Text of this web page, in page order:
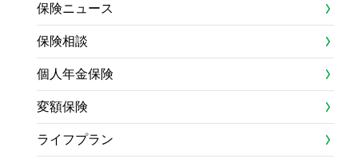
保険ニュース
保険相談
個人年金保険
変額保険
ライフプラン